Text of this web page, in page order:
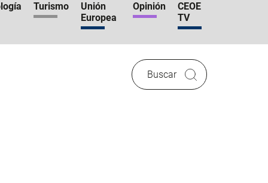
Turismo
Unión
Europea
Opinión
CEOE
TV
Buscar